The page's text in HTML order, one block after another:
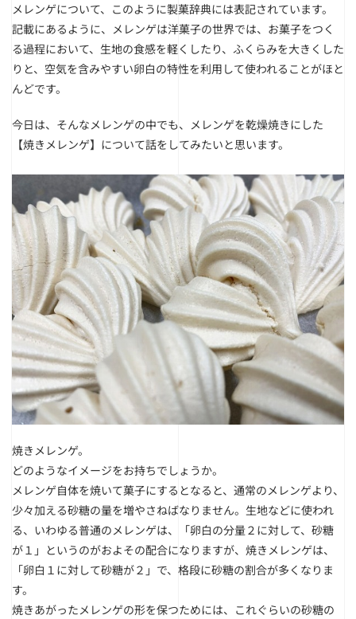
メレンゲについて、このように製菓辞典には表記されています。
記載にあるように、メレンゲは洋菓子の世界では、お菓子をつく
る過程において、生地の食感を軽くしたり、ふくらみを大きくした
りと、空気を含みやすい卵白の特性を利用して使われることがほと
んどです。
今日は、そんなメレンゲの中でも、メレンゲを乾燥焼きにした
【焼きメレンゲ】について話をしてみたいと思います。
焼きメレンゲ。
どのようなイメージをお持ちでしょうか。
メレンゲ自体を焼いて菓子にするとなると、通常のメレンゲより、
少々加える砂糖の量を増やさねばなりません。生地などに使われ
る、いわゆる普通のメレンゲは、「卵白の分量２に対して、砂糖
が１」というのがおよその配合になりますが、焼きメレンゲは、
「卵白１に対して砂糖が２」で、格段に砂糖の割合が多くなりま
す。
焼きあがったメレンゲの形を保つためには、これぐらいの砂糖の